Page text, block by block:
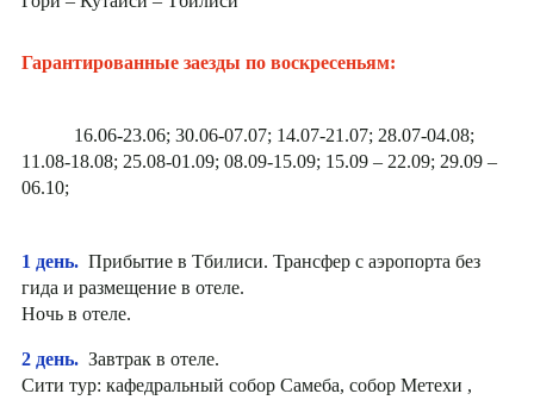
Гарантированные заезды по воскресеньям:
16.06-23.06; 30.06-07.07; 14.07-21.07; 28.07-04.08;
11.08-18.08; 25.08-01.09; 08.09-15.09; 15.09 – 22.09; 29.09 –
06.10;
1 день. Прибытие в Тбилиси. Трансфер с аэропорта без
гида и размещение в отеле.
Ночь в отеле.
2 день. Завтрак в отеле.
Сити тур: кафедральный собор Самеба, собор Метехи ,